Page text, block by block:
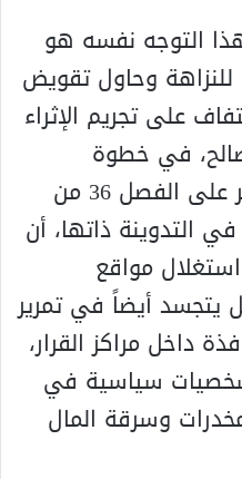
التوجه نفسه هو
وحاول تقويض
على تجريم الإثراء
في خطوة
وصفها بأنها انقلاب خطير على الفصل 36 من
التدوينة ذاتها، أن
مواقع
يتجسد أيضاً في تمرير
داخل مراكز القرار،
سياسية في
وسرقة المال